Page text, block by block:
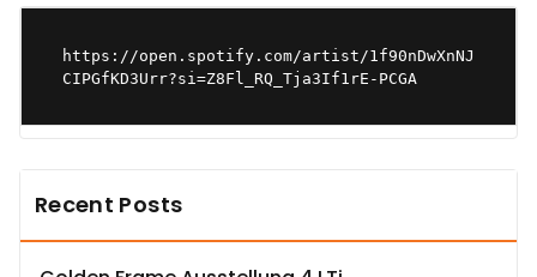
https://open.spotify.com/artist/1f90nDwXnNJ
CIPGfKD3Urr?si=Z8Fl_RQ_Tja3If1rE-PCGA
Recent Posts